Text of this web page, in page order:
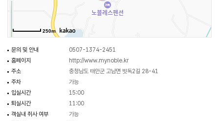
250m
문의 및 안내
0507-1374-2451
홈페이지
http://www.mynoble.kr
주소
충청남도 태안군 고남면 빗독2길 28-41
주차
가능
입실시간
15:00
퇴실시간
11:00
객실내 취사 여부
가능